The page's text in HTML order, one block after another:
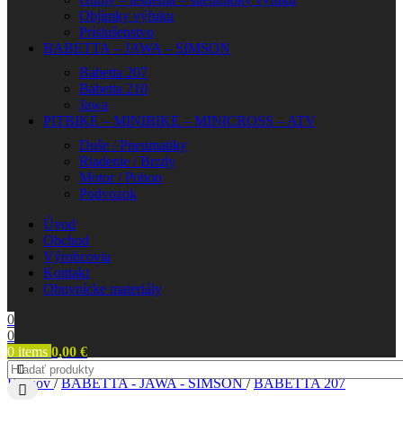
Objímky výfuku
Príslušenstvo
BABETTA – JAWA – SIMSON
Babetta 207
Babetta 210
Jawa
PITBIKE – MINIBIKE – MINICROSS – ATV
Duše / Pneumatiky
Riadenie / Brzdy
Motor / Pohon
Podvozok
Úvod
Obchod
Výrobcovia
Kontakt
Obuvnícke materiály
0
0
0 items 0,00 €
Domov/ BABETTA - JAWA - SIMSON/ BABETTA 207